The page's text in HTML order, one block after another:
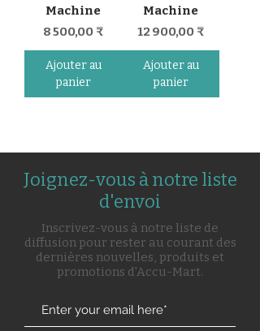
Machine
Prix
8 500,00 ₹
Ajouter au
panier
Machine
Prix
12 900,00 ₹
Ajouter au
panier
Joignez-vous à notre liste
d'envoi
Inscrivez-vous à notre liste de
diffusion pour rester au courant des
dernières nouvelles, produits et
promotions d'Accu-Mart.